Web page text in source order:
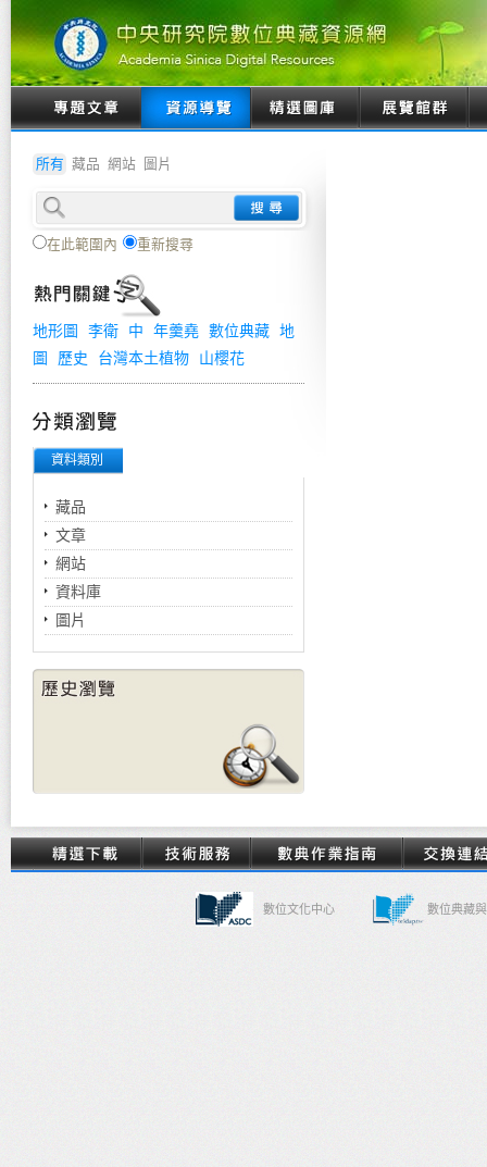
所有 藏品 網站 圖片
在此範圍內 重新搜尋
地形圖 李衛 中 年羹堯 數位典藏 地
圖
歷史 台灣本土植物 山櫻花
資料類別
藏品
文章
網站
資料庫
圖片
數位文化中心 數位典藏